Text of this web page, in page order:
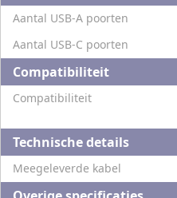
Aantal USB-A poorten
Aantal USB-C poorten
Compatibiliteit
Compatibiliteit
Technische details
Meegeleverde kabel